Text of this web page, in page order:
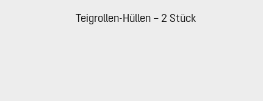
Teigrollen-Hüllen – 2 Stück